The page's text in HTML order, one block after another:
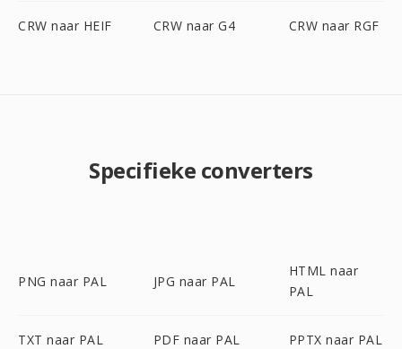
CRW naar HEIF CRW naar G4 CRW naar RGF
Specifieke converters
PNG naar PAL JPG naar PAL
HTML naar
PAL
TXT naar PAL PDF naar PAL PPTX naar PAL